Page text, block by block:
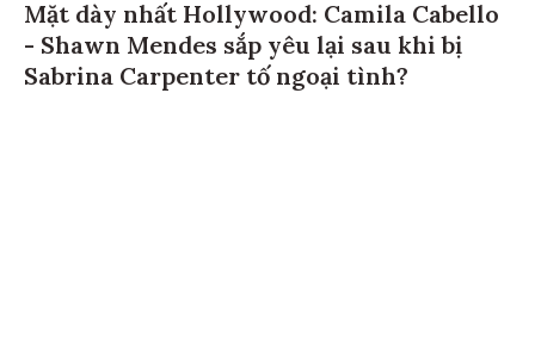
Mặt dày nhất Hollywood: Camila Cabello
- Shawn Mendes sắp yêu lại sau khi bị
Sabrina Carpenter tố ngoại tình?